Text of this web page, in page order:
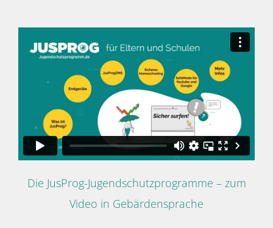
Die JusProg-Jugendschutzprogramme – zum
Video in Gebärdensprache